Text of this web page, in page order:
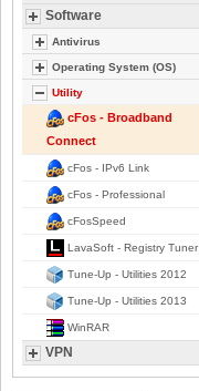
Software
Antivirus
Operating System (OS)
Utility
cFos - Broadband
Connect
cFos - IPv6 Link
cFos - Professional
cFosSpeed
LavaSoft - Registry Tuner
Tune-Up - Utilities 2012
Tune-Up - Utilities 2013
WinRAR
VPN